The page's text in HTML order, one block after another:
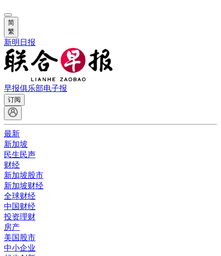
简
繁
新明日报
早报俱乐部电子报
订阅
最新
新加坡
民生民声
财经
新加坡股市
新加坡财经
全球财经
中国财经
投资理财
房产
美国股市
中小企业